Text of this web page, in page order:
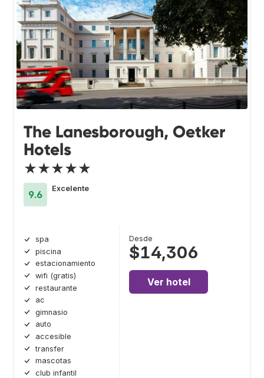
The Lanesborough, Oetker
Hotels
★★★★★
9.6
Excelente
spa
piscina
estacionamiento
wifi (gratis)
restaurante
ac
gimnasio
auto
accesible
transfer
mascotas
club infantil
Desde
$14,306
Ver hotel